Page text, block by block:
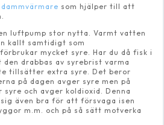
som hjälper till att
luftpump stor nytta. Varmt vatten
kallt samtidigt som
mycket syre. Har du då fisk i
drabbas av syrebrist varma
tillsätter extra syre. Det beror
på dagen avger syre men på
och avger koldioxid. Denna
även bra för att försvaga isen
m.m. och på så sätt motverka